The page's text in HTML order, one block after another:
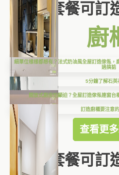
套餐可訂
廚
細單位樣樣都想有？法式奶油風全屋訂造傢俬，
過搞掂
5分鐘了解石英
開放式廚房怕顯迫？全屋訂造傢俬連窗台
訂造廚櫃要注意
查看更
套餐可訂